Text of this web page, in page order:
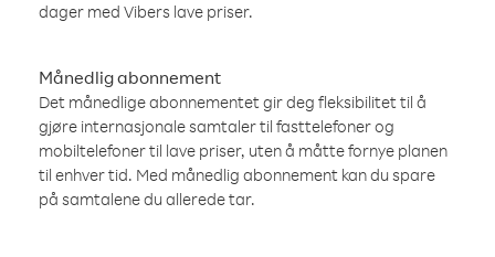
dager med Vibers lave priser.
Månedlig abonnement
Det månedlige abonnementet gir deg fleksibilitet til å
gjøre internasjonale samtaler til fasttelefoner og
mobiltelefoner til lave priser, uten å måtte fornye planen
til enhver tid. Med månedlig abonnement kan du spare
på samtalene du allerede tar.